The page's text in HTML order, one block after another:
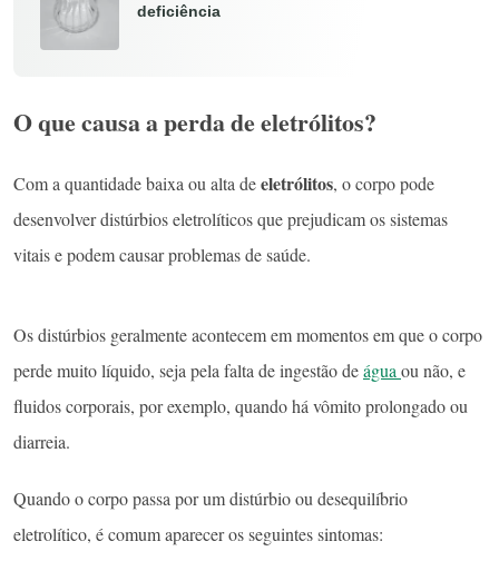
deficiência
O que causa a perda de eletrólitos?
Com a quantidade baixa ou alta deeletrólitos, o corpo pode
desenvolver distúrbios eletrolíticos que prejudicam os sistemas
vitais e podem causar problemas de saúde.
Os distúrbios geralmente acontecem em momentos em que o corpo
perde muito líquido, seja pela falta de ingestão deágua ou não, e
fluidos corporais, por exemplo, quando há vômito prolongado ou
diarreia.
Quando o corpo passa por um distúrbio ou desequilíbrio
eletrolítico, é comum aparecer os seguintes sintomas: